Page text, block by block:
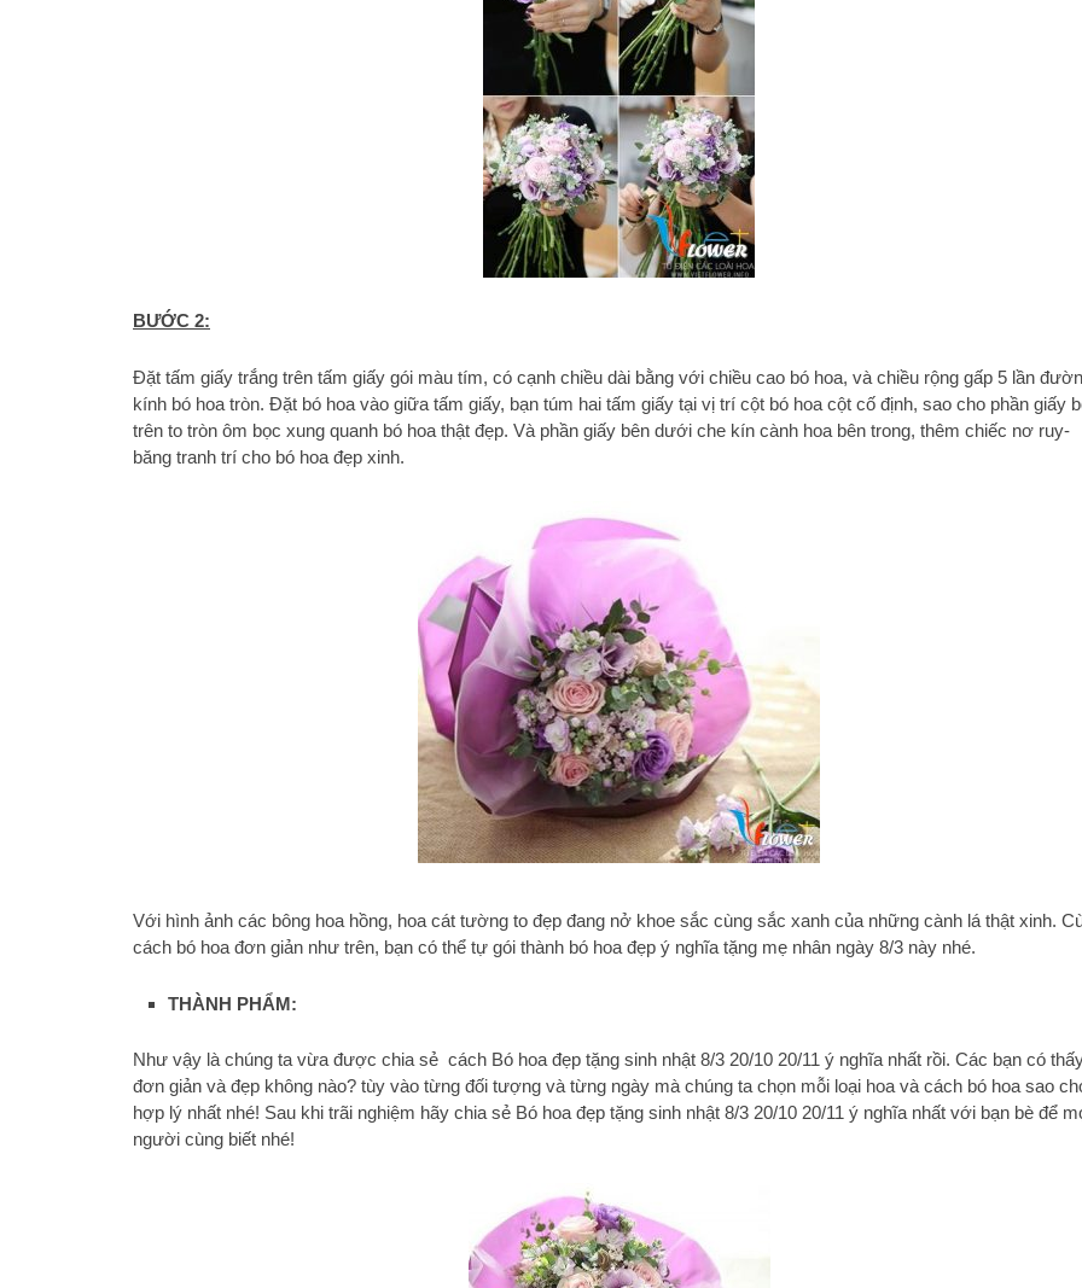
BƯỚC 2:
Đặt tấm giấy trắng trên tấm giấy gói màu tím, có cạnh chiều dài bằng với chiều cao bó hoa, và chiều rộng gấp 5 lần
kính bó hoa tròn. Đặt bó hoa vào giữa tấm giấy, bạn túm hai tấm giấy tại vị trí cột bó hoa cột cố định, sao cho phần giấy
trên to tròn ôm bọc xung quanh bó hoa thật đẹp. Và phần giấy bên dưới che kín cành hoa bên trong, thêm chiếc nơ ruy-
băng tranh trí cho bó hoa đẹp xinh.
Với hình ảnh các bông hoa hồng, hoa cát tường to đẹp đang nở khoe sắc cùng sắc xanh của những cành lá thật xinh.
cách bó hoa đơn giản như trên, bạn có thể tự gói thành bó hoa đẹp ý nghĩa tặng mẹ nhân ngày 8/3 này nhé.
THÀNH PHẨM:
Như vậy là chúng ta vừa được chia sẻ cách Bó hoa đẹp tặng sinh nhật 8/3 20/10 20/11 ý nghĩa nhất rồi. Các bạn có
đơn giản và đẹp không nào? tùy vào từng đối tượng và từng ngày mà chúng ta chọn mỗi loại hoa và cách bó hoa sao
hợp lý nhất nhé! Sau khi trãi nghiệm hãy chia sẻ Bó hoa đẹp tặng sinh nhật 8/3 20/10 20/11 ý nghĩa nhất với bạn bè để
người cùng biết nhé!